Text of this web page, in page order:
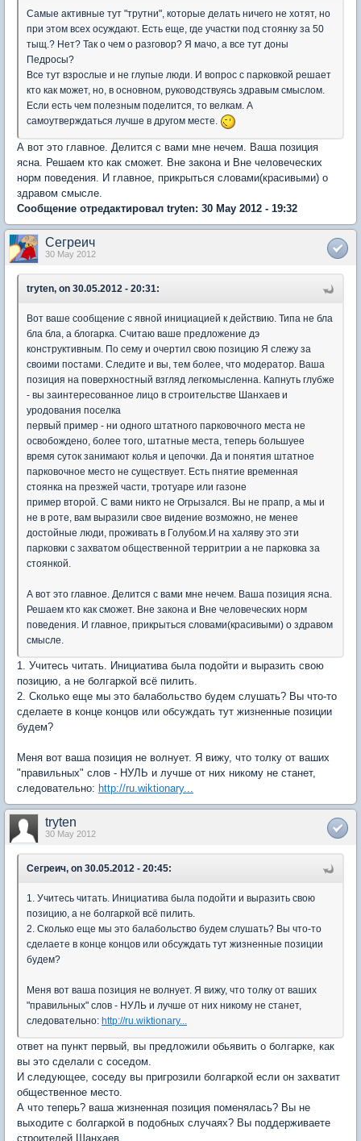
Самые активные тут "трутни", которые делать ничего не хотят, но
при этом всех осуждают. Есть еще, где участки под стоянку за 50
тыщ.? Нет? Так о чем о разговор? Я мачо, а все тут доны
Педросы?
Все тут взрослые и не глупые люди. И вопрос с парковкой решает
кто как может, но, в основном, руководствуясь здравым смыслом.
Если есть чем полезным поделится, то велкам. А
самоутверждаться лучше в другом месте.
А вот это главное. Делится с вами мне нечем. Ваша позиция
ясна. Решаем кто как сможет. Вне закона и Вне человеческих
норм поведения. И главное, прикрыться словами(красивыми) о
здравом смысле.
Сообщение отредактировал tryten: 30 May 2012 - 19:32
Сегреич
30 May 2012
tryten, on 30.05.2012 - 20:31:
Вот ваше сообщение с явной инициацией к действию. Типа не бла
бла бла, а блогарка. Считаю ваше предложение дэ
конструктивным. По сему и очертил свою позицию Я слежу за
своими постами. Следите и вы, тем более, что модератор. Ваша
позиция на поверхностный взгляд легкомысленна. Капнуть глубже
- вы заинтересованное лицо в строительстве Шанхаев и
уродования поселка
первый пример - ни одного штатного парковочного места не
освобождено, более того, штатные места, теперь большуее
время суток занимают колья и цепочки. Да и понятия штатное
парковочное место не существует. Есть пнятие временная
стоянка на презжей части, тротуаре или газоне
пример второй. С вами никто не Огрызался. Вы не прапр, а мы и
не в роте, вам выразили свое видение возможно, не менее
достойные люди, проживать в Голубом.И на халяву это эти
парковки с захватом общественной территрии а не парковка за
стоянкой.
А вот это главное. Делится с вами мне нечем. Ваша позиция ясна.
Решаем кто как сможет. Вне закона и Вне человеческих норм
поведения. И главное, прикрыться словами(красивыми) о здравом
смысле.
1. Учитесь читать. Инициатива была подойти и выразить свою
позицию, а не болгаркой всё пилить.
2. Сколько еще мы это балабольство будем слушать? Вы что-то
сделаете в конце концов или обсуждать тут жизненные позиции
будем?
Меня вот ваша позиция не волнует. Я вижу, что толку от ваших
"правильных" слов - НУЛЬ и лучше от них никому не станет,
следовательно: http://ru.wiktionary...
tryten
30 May 2012
Сегреич, on 30.05.2012 - 20:45:
1. Учитесь читать. Инициатива была подойти и выразить свою
позицию, а не болгаркой всё пилить.
2. Сколько еще мы это балабольство будем слушать? Вы что-то
сделаете в конце концов или обсуждать тут жизненные позиции
будем?
Меня вот ваша позиция не волнует. Я вижу, что толку от ваших
"правильных" слов - НУЛЬ и лучше от них никому не станет,
следовательно: http://ru.wiktionary...
ответ на пункт первый, вы предложили обьявить о болгарке, как
вы это сделали с соседом.
И следующее, соседу вы пригрозили болгаркой если он захватит
общественное место.
А что теперь? ваша жизненная позиция поменялась? Вы не
выходите с болгаркой в подобных случаях? Вы поддерживаете
строителей Шанхаев.